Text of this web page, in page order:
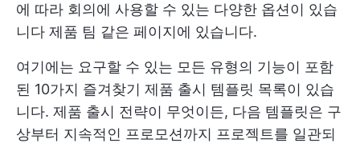
에 따라 회의에 사용할 수 있는 다양한 옵션이 있습
니다 제품 팀 같은 페이지에 있습니다.
여기에는 요구할 수 있는 모든 유형의 기능이 포함
된 10가지 즐겨찾기 제품 출시 템플릿 목록이 있습
니다. 제품 출시 전략이 무엇이든, 다음 템플릿은 구
상부터 지속적인 프로모션까지 프로젝트를 일관되